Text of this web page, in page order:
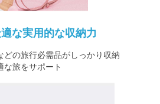
な実用的な収納力
どの旅行必需品がしっかり収納
な旅をサポート